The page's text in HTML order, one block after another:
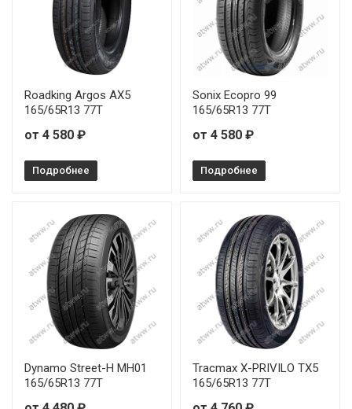
Roadking Argos AX5
165/65R13 77T
от 4 580 ₽
Подробнее
Sonix Ecopro 99
165/65R13 77T
от 4 580 ₽
Подробнее
Dynamo Street-H MH01
165/65R13 77T
Tracmax X-PRIVILO TX5
165/65R13 77T